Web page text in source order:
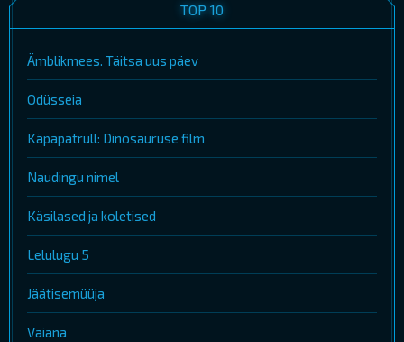
TOP 10
Ämblikmees. Täitsa uus päev
Odüsseia
Käpapatrull: Dinosauruse film
Naudingu nimel
Käsilased ja koletised
Lelulugu 5
Jäätisemüüja
Vaiana